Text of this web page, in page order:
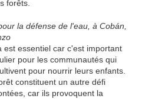
forêts.
la défense de l'eau, à Cobán,
est essentiel car c'est important
pour les communautés qui
pour nourrir leurs enfants.
constituent un autre défi
car ils provoquent la